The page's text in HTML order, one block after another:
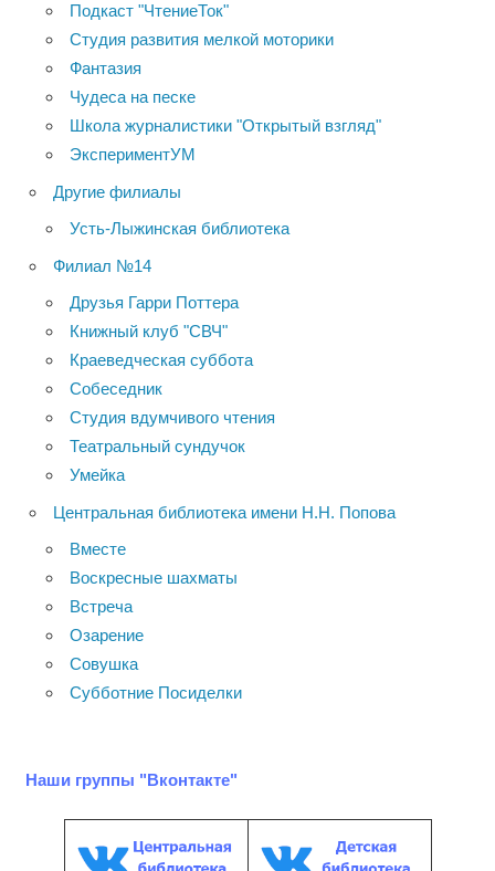
Подкаст "ЧтениеТок"
Студия развития мелкой моторики
Фантазия
Чудеса на песке
Школа журналистики "Открытый взгляд"
ЭкспериментУМ
Другие филиалы
Усть-Лыжинская библиотека
Филиал №14
Друзья Гарри Поттера
Книжный клуб "СВЧ"
Краеведческая суббота
Собеседник
Студия вдумчивого чтения
Театральный сундучок
Умейка
Центральная библиотека имени Н.Н. Попова
Вместе
Воскресные шахматы
Встреча
Озарение
Совушка
Субботние Посиделки
Наши группы "Вконтакте"